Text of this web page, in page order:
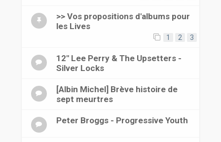
>> Vos propositions d'albums pour
les Lives
1 2 3
12" Lee Perry & The Upsetters -
Silver Locks
[Albin Michel] Brève histoire de
sept meurtres
Peter Broggs - Progressive Youth